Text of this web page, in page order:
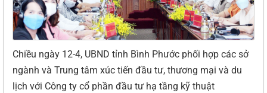
Chiều ngày 12-4, UBND tỉnh Bình Phước phối hợp các sở
ngành và Trung tâm xúc tiến đầu tư, thương mại và du
lịch với Công ty cổ phần đầu tư hạ tầng kỹ thuật